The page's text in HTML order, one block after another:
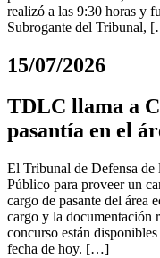
realizó a las 9:30 horas y
Subrogante del Tribunal,
15/07/2026
TDLC llama a
pasantía en el
El Tribunal de Defensa
Público para proveer un
cargo de pasante del área
cargo y la documentación
concurso están
fecha de hoy. […]